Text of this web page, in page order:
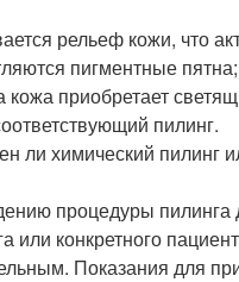
рельеф кожи, что
пигментные
кожа приобретает
пилинг.
ли химический пилинг
процедуры
или конкретного
Показания для